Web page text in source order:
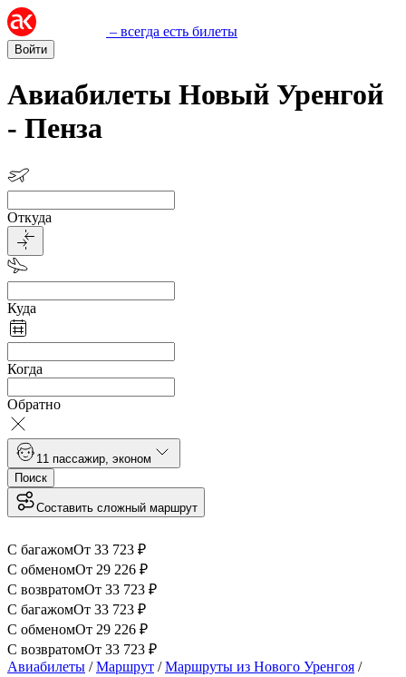
– всегда есть билеты
Войти
Авиабилеты Новый Уренгой
- Пенза
Откуда
Куда
Когда
Обратно
1 1 пассажир эконом
Поиск
Составить сложный маршрут
С багажомОт 33 723 ₽
С обменомОт 29 226 ₽
С возвратомОт 33 723 ₽
С багажомОт 33 723 ₽
С обменомОт 29 226 ₽
С возвратомОт 33 723 ₽
Авиабилеты /Маршрут /Маршруты из Нового Уренгоя /